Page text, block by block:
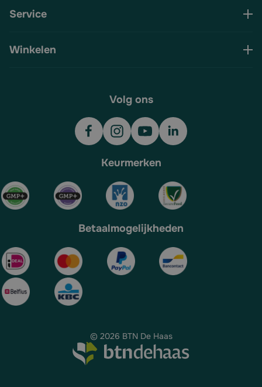
Service
Winkelen
Volg ons
Keurmerken
Betaalmogelijkheden
© 2026 BTN De Haas